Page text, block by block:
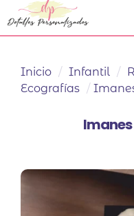
Inicio / Infantil /
Ecografías /